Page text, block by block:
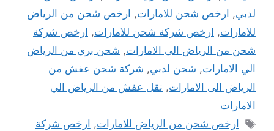
لدبي, ارخص شحن للامارات, ارخص شحن من الرياض
للامارات, ارخص شركة شحن للامارات, ارخص شركة
شحن من الرياض الى الامارات, شحن بري من الرياض
الي الامارات, شحن لدبي, شركة شحن عفش من
الرياض الى الامارات, نقل عفش من الرياض الي
الامارات
الوسوم
ارخص شحن من الرياض للامارات, ارخص شركة